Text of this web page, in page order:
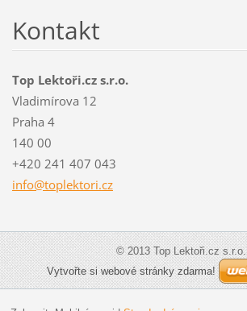
Kontakt
Top Lektoři.cz s.r.o.
Vladimírova 12
Praha 4
140 00
+420 241 407 043
info@toplektori.cz
© 2013 Top Lektoři.cz s.r.o.
Vytvořte si webové stránky zdarma!